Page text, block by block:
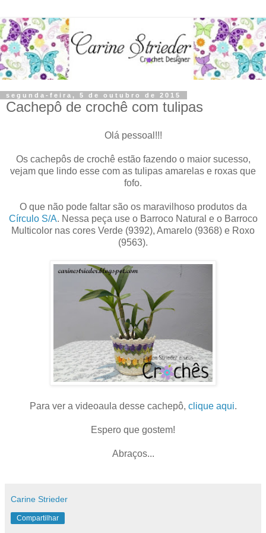
segunda-feira, 5 de outubro de 2015
Cachepô de crochê com tulipas
Olá pessoal!!!
Os cachepôs de crochê estão fazendo o maior sucesso,
vejam que lindo esse com as tulipas amarelas e roxas que
fofo.
O que não pode faltar são os maravilhoso produtos da
Círculo S/A. Nessa peça use o Barroco Natural e o Barroco
Multicolor nas cores Verde (9392), Amarelo (9368) e Roxo
(9563).
Para ver a videoaula desse cachepô, clique aqui.
Espero que gostem!
Abraços...
Carine Strieder
Compartilhar